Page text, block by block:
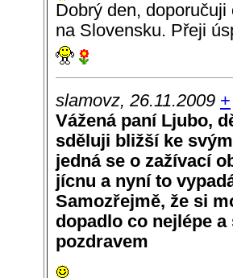
Dobrý den,
na Slovensku. Přeji
slamovz, 26.11.2009 +
Vážená paní Ljubo,
sděluji bližší ke
jedná se o zažívací
jícnu a nyní to
Samozřejmě, že si
dopadlo co nejlépe
pozdravem